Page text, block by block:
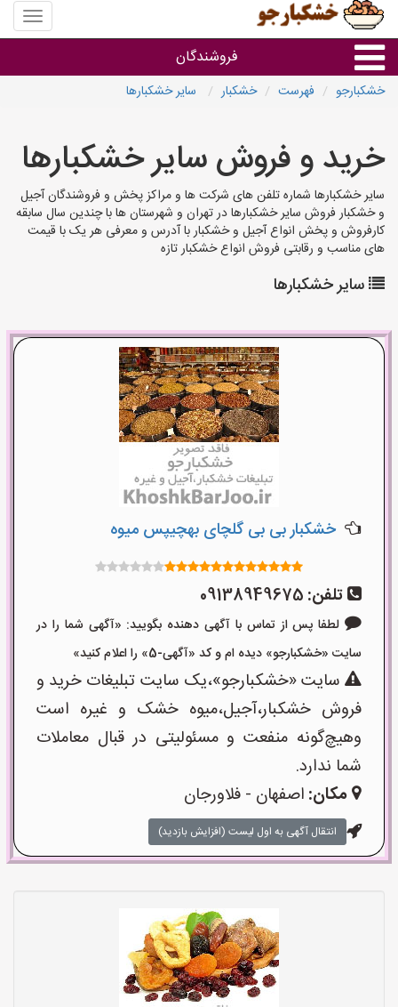
منوی
سایت
فروشندگان
فروشنده های استان ها
خشکبارجو فهرست خشکبار سایر خشکبارها
خرید و فروش سایر خشکبارها
سایر خشکبارها شماره تلفن های شرکت ها و مراکز پخش و فروشندگان آجیل
و خشکبار فروش سایر خشکبارها در تهران و شهرستان ها با چندین سال سابقه
کارفروش و پخش انواع آجیل و خشکبار با آدرس و معرفی هر یک با قیمت
های مناسب و رقابتی فروش انواع خشکبار تازه
سایر خشکبارها
خشکبار بی بی گلچای بهچیپس میوه
تلفن: 09138949675
لطفا پس از تماس با آگهی دهنده بگویید: «آگهی شما را در
سایت «خشکبارجو» دیده ام و کد «آگهی-5» را اعلام کنید»
سایت «خشکبارجو»،یک سایت تبلیغات خرید و
فروش خشکبار،آجیل،میوه خشک و غیره است
وهیچ‌گونه منفعت و مسئولیتی در قبال معاملات
شما ندارد.
مکان: اصفهان - فلاورجان
انتقال آگهی به اول لیست (افزایش بازدید)